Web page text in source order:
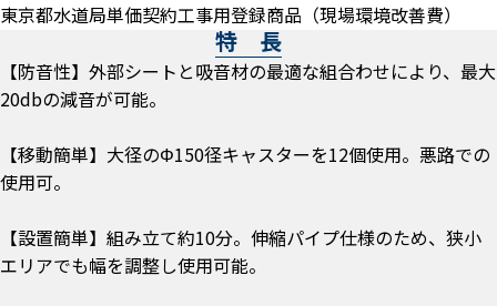
東京都水道局単価契約工事用登録商品（現場環境改善費）
特 長
【防音性】外部シートと吸音材の最適な組合わせにより、最大
20dbの減音が可能。
【移動簡単】大径のΦ150径キャスターを12個使用。悪路での
使用可。
【設置簡単】組み立て約10分。伸縮パイプ仕様のため、狭小
エリアでも幅を調整し使用可能。